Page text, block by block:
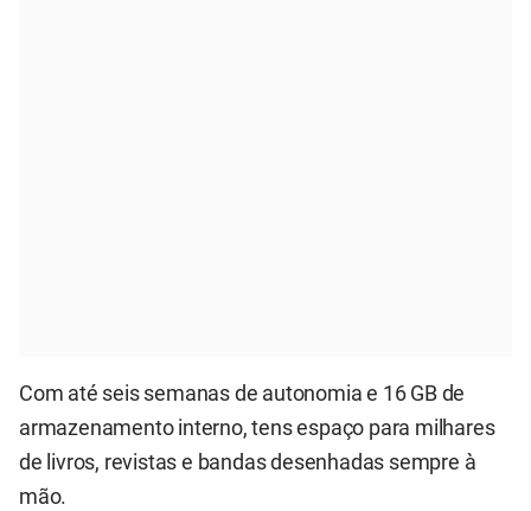
Com até seis semanas de autonomia e 16 GB de
armazenamento interno, tens espaço para milhares
de livros, revistas e bandas desenhadas sempre à
mão.